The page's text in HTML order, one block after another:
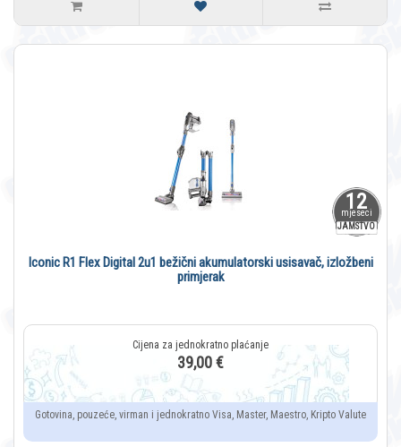
12
mjeseci
JAMSTVO
Iconic R1 Flex Digital 2u1 bežični akumulatorski usisavač, izložbeni
primjerak
39,00 €
Gotovina, pouzeće, virman i jednokratno Visa, Master, Maestro, Kripto Valute